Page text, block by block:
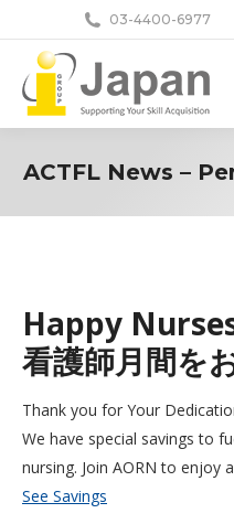
03-4400-6977
ACTFL News –
Happy
看護師月間を
Thank you for Your
We have special savings to
nursing. Join AORN to enjoy
See Savings